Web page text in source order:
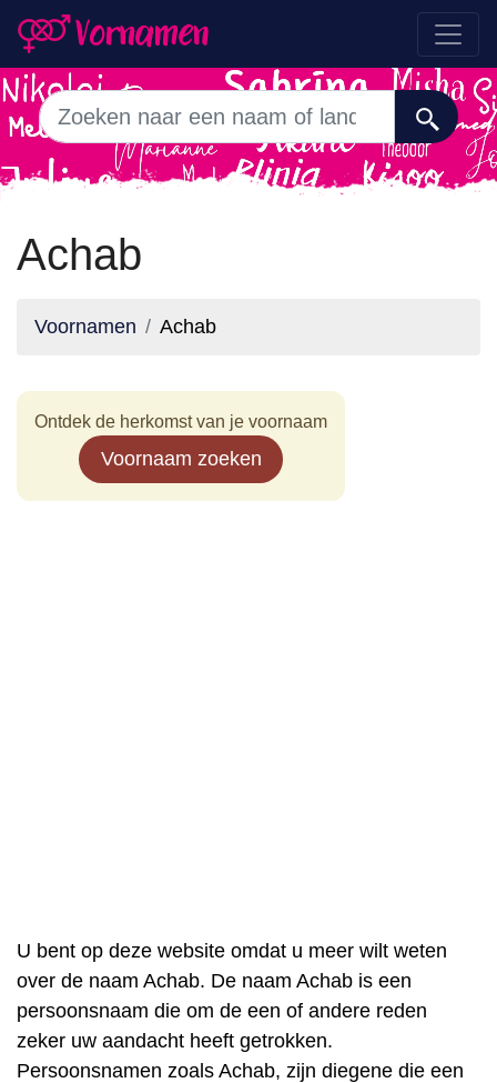
Achab
Voornamen Achab
Ontdek de herkomst van je voornaam
Voornaam zoeken
U bent op deze website omdat u meer wilt weten
over de naam Achab. De naam Achab is een
persoonsnaam die om de een of andere reden
zeker uw aandacht heeft getrokken.
Persoonsnamen zoals Achab, zijn diegene die een